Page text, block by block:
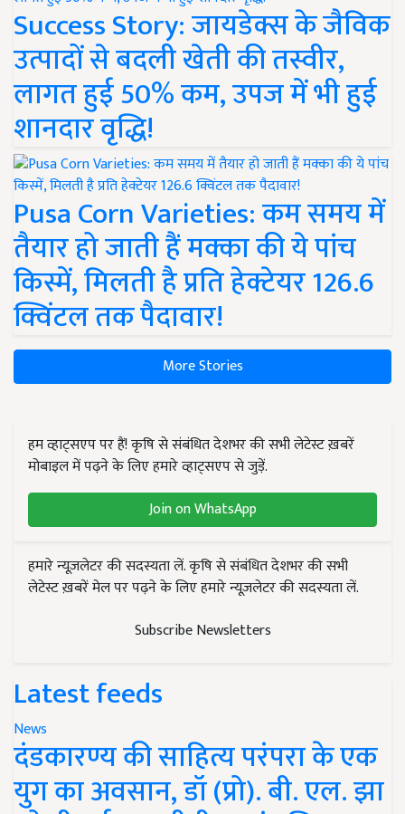
Success Story: जायडेक्स के जैविक
उत्पादों से बदली खेती की तस्वीर,
लागत हुई 50% कम, उपज में भी हुई
शानदार वृद्धि!
Pusa Corn Varieties: कम समय में
तैयार हो जाती हैं मक्का की ये पांच
किस्में, मिलती है प्रति हेक्टेयर 126.6
क्विंटल तक पैदावार!
More Stories
हम व्हाट्सएप पर हैं! कृषि से संबंधित देशभर की सभी लेटेस्ट ख़बरें
मोबाइल में पढ़ने के लिए हमारे व्हाट्सएप से जुड़ें.
Join on WhatsApp
हमारे न्यूज़लेटर की सदस्यता लें. कृषि से संबंधित देशभर की सभी
लेटेस्ट ख़बरें मेल पर पढ़ने के लिए हमारे न्यूज़लेटर की सदस्यता लें.
Subscribe Newsletters
Latest feeds
News
दंडकारण्य की साहित्य परंपरा के एक
युग का अवसान, डॉ (प्रो). बी. एल. झा